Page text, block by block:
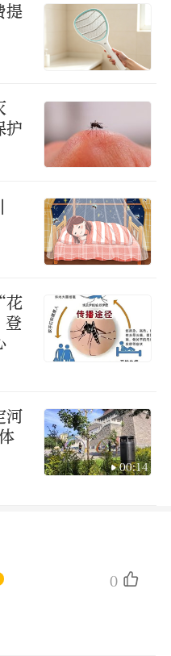
喜欢在小型积水中
播登革热、基孔肯
疾病。
型积水，如花盆
水盘等。
和疏通排水沟渠，
封，水生植物容
壁。
提
护
花
登
河
00:14
0